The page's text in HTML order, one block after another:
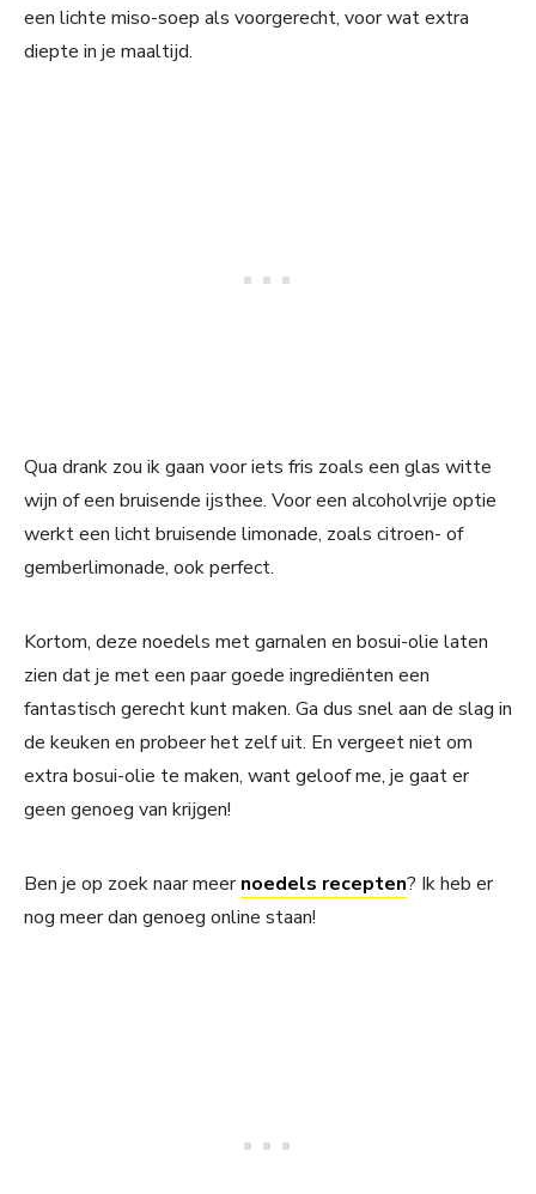
een lichte miso-soep als voorgerecht, voor wat extra
diepte in je maaltijd.
Qua drank zou ik gaan voor iets fris zoals een glas witte
wijn of een bruisende ijsthee. Voor een alcoholvrije optie
werkt een licht bruisende limonade, zoals citroen- of
gemberlimonade, ook perfect.
Kortom, deze noedels met garnalen en bosui-olie laten
zien dat je met een paar goede ingrediënten een
fantastisch gerecht kunt maken. Ga dus snel aan de slag in
de keuken en probeer het zelf uit. En vergeet niet om
extra bosui-olie te maken, want geloof me, je gaat er
geen genoeg van krijgen!
Ben je op zoek naar meernoedels recepten? Ik heb er
nog meer dan genoeg online staan!